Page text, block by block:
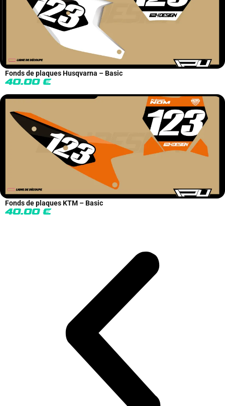
Fonds de plaques Husqvarna – Basic
40.00 €
Fonds de plaques KTM – Basic
40.00 €